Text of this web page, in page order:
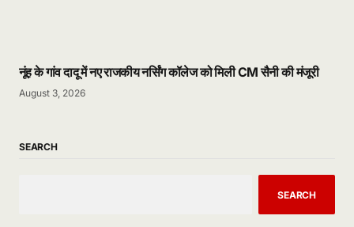
नूंह के गांव दादू में नए राजकीय नर्सिंग कॉलेज को मिली CM सैनी की मंजूरी
August 3, 2026
SEARCH
SEARCH